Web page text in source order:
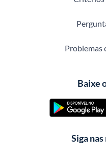
Problemas
Baixe
Siga